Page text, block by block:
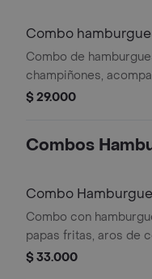
Combo
champinon
Combo de
champiñones,
fritas, aros de cebolla
$ 29.000
Combos
Combo
Combo con
papas fritas, aros de
a elección (limonada
$ 33.000